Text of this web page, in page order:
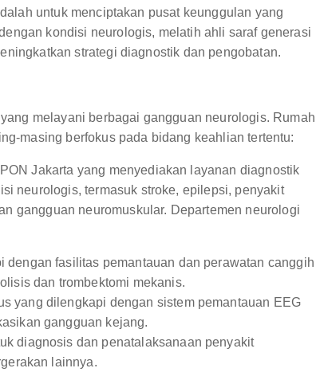
untuk menciptakan pusat keunggulan yang
kondisi neurologis, melatih ahli saraf generasi
strategi diagnostik dan pengobatan.
melayani berbagai gangguan neurologis. Rumah
masing berfokus pada bidang keahlian tertentu:
Jakarta yang menyediakan layanan diagnostik
neurologis, termasuk stroke, epilepsi, penyakit
gangguan neuromuskular. Departemen neurologi
dengan fasilitas pemantauan dan perawatan canggih
dan trombektomi mekanis.
yang dilengkapi dengan sistem pemantauan EEG
gangguan kejang.
diagnosis dan penatalaksanaan penyakit
lainnya.